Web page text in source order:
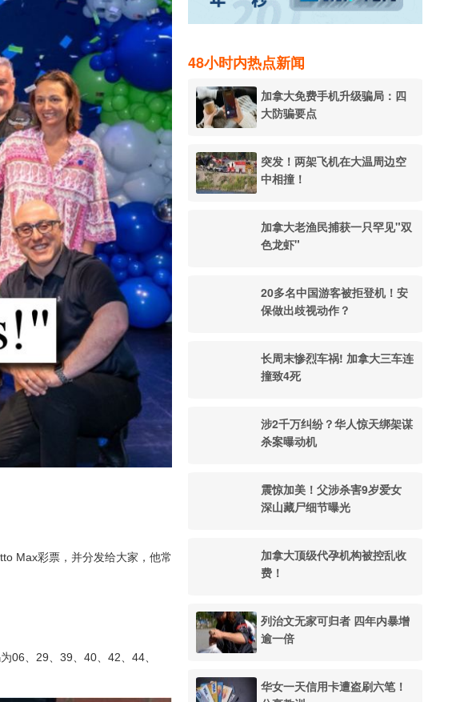
Max彩票，并分发给大家，他常
06、29、39、40、42、44、
48小时内热点新闻
加拿大免费手机升级骗局：四
大防骗要点
突发！两架飞机在大温周边空
中相撞！
加拿大老渔民捕获一只罕见"双
色龙虾"
20多名中国游客被拒登机！安
保做出歧视动作？
长周末惨烈车祸! 加拿大三车连
撞致4死
涉2千万纠纷？华人惊天绑架谋
杀案曝动机
震惊加美！父涉杀害9岁爱女
深山藏尸细节曝光
加拿大顶级代孕机构被控乱收
费！
列治文无家可归者 四年内暴增
逾一倍
华女一天信用卡遭盗刷六笔！